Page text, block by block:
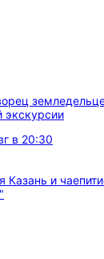
в 20:30